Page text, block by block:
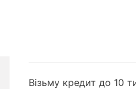
Візьму кредит до 10